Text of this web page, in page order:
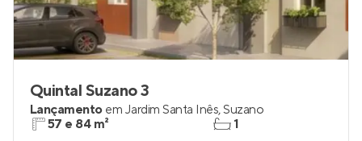
Quintal Suzano 3
Lançamento em Jardim Santa Inês,Suzano
57 e 84 m²
1